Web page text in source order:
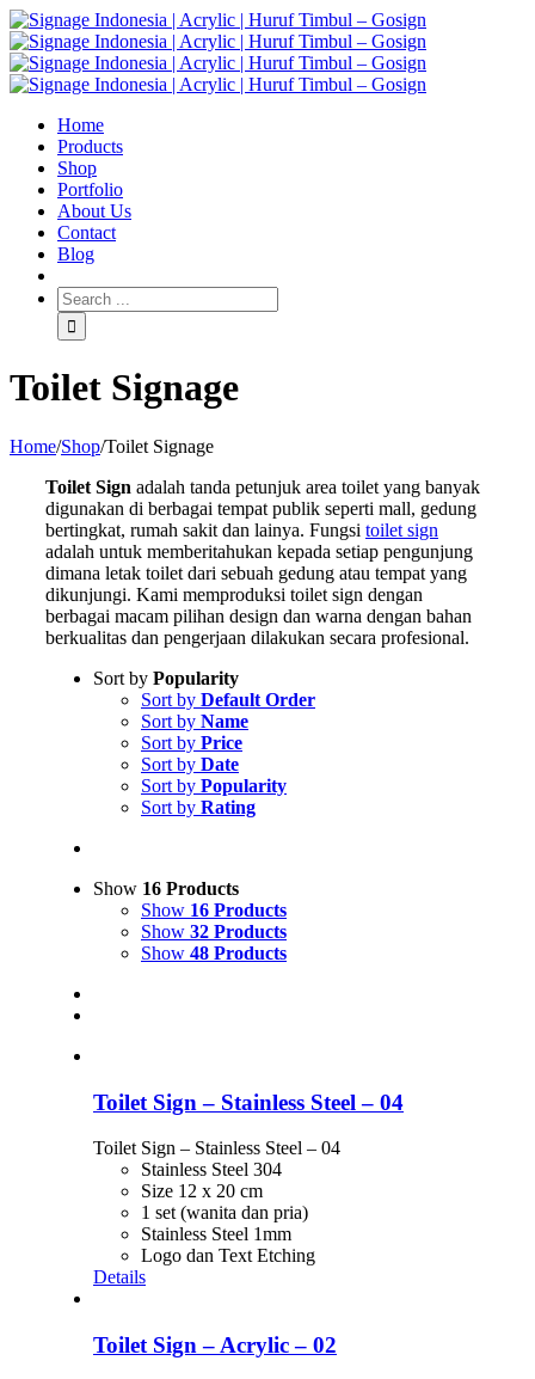
Home
Products
Shop
Portfolio
About Us
Contact
Blog
Toilet Signage
Home/Shop/Toilet Signage
Toilet Sign adalah tanda petunjuk area toilet yang banyak
digunakan di berbagai tempat publik seperti mall, gedung
bertingkat, rumah sakit dan lainya. Fungsi toilet sign
adalah untuk memberitahukan kepada setiap pengunjung
dimana letak toilet dari sebuah gedung atau tempat yang
dikunjungi. Kami memproduksi toilet sign dengan
berbagai macam pilihan design dan warna dengan bahan
berkualitas dan pengerjaan dilakukan secara profesional.
Sort by Popularity
Sort by Default Order
Sort by Name
Sort by Price
Sort by Date
Sort by Popularity
Sort by Rating
Show 16 Products
Show 16 Products
Show 32 Products
Show 48 Products
Toilet Sign – Stainless Steel – 04
Toilet Sign – Stainless Steel – 04
Stainless Steel 304
Size 12 x 20 cm
1 set (wanita dan pria)
Stainless Steel 1mm
Logo dan Text Etching
Details
Toilet Sign – Acrylic – 02